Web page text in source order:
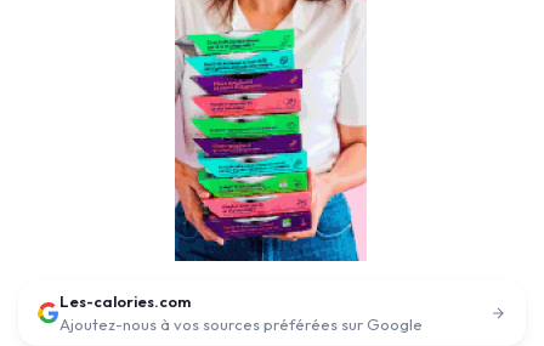
Les-calories.com
Ajoutez-nous à vos sources préférées sur Google